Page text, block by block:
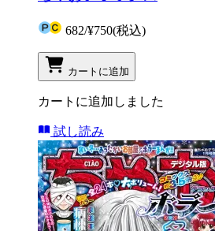
682/¥750(税込)
カートに追加
カートに追加しました
試し読み